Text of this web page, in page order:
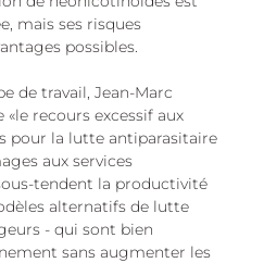
mais ses risques
possibles.
de travail, Jean-Marc
recours excessif aux
pour la lutte antiparasitaire
aux services
tendent la productivité
alternatifs de lutte
- qui sont bien
sans augmenter les